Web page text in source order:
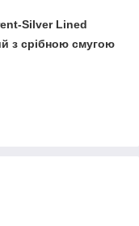
Silver Lined
з срібною смугою